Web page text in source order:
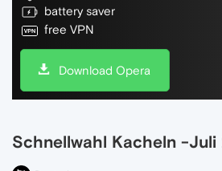
battery saver
free VPN
Download Opera
Schnellwahl Kacheln -Juli